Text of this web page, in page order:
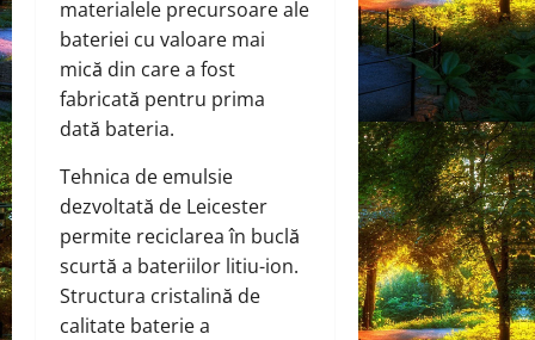
materialele precursoare ale
bateriei cu valoare mai
mică din care a fost
fabricată pentru prima
dată bateria.
Tehnica de emulsie
dezvoltată de Leicester
permite reciclarea în buclă
scurtă a bateriilor litiu-ion.
Structura cristalină de
calitate baterie a